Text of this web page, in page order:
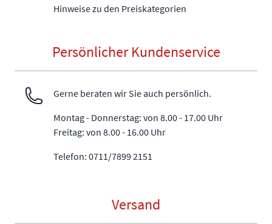
Hinweise zu den Preiskategorien
Persönlicher Kundenservice
Gerne beraten wir Sie auch persönlich.
Montag - Donnerstag: von 8.00 - 17.00 Uhr
Freitag: von 8.00 - 16.00 Uhr
Telefon: 0711/7899 2151
Versand